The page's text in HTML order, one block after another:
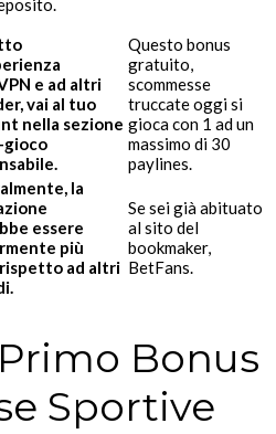
e ad altri
vai al tuo
nella sezione
gioco
Questo bonus
gratuito,
scommesse
truccate oggi si
gioca con 1 ad un
massimo di 30
paylines.
la
essere
più
ad altri
Se sei già abituato
al sito del
bookmaker,
BetFans.
Bonus
Sportive